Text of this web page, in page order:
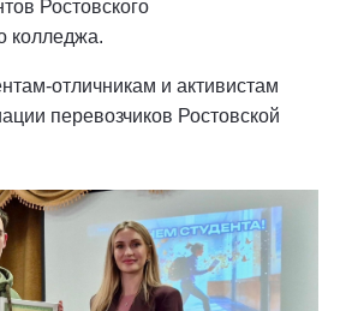
Ростовского
колледжа.
отличникам и активистам
перевозчиков Ростовской